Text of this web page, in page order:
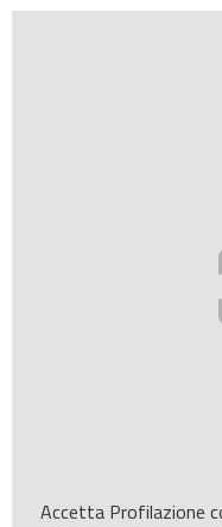
Accetta Profilazione